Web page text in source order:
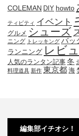
COLEMAN DIY howto
ティビティ イベント
グルメ シューズ
ニング トレッキング バッ
ランニング レビ
人気のランタン記事 冬
料理道具 新作 東京都 海
編集部イチオシ！